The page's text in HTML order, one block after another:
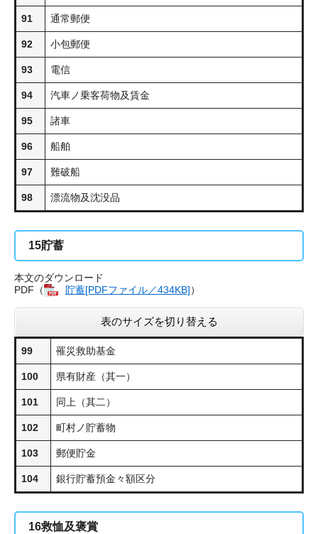
91 通常郵便
92 小包郵便
93 電信
94 汽車ノ乗客荷物及賃金
95 諸車
96 船舶
97 難破船
98 漂流物及沈没品
15貯蓄
本文のダウンロード
PDF（
貯蓄[PDFファイル／434KB]​）
表のサイズを切り替える
99 罹災救助基金
100 県有財産（其一）
101 同上（其二）
102 町村ノ貯蓄物
103 郵便貯金
104 銀行貯蓄預金々額区分
16救恤及褒賞